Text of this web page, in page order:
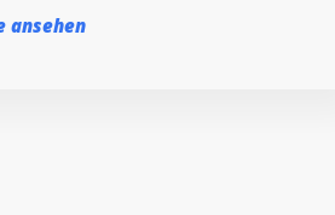
ansehen